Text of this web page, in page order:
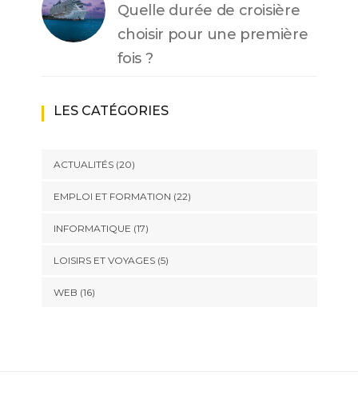
Quelle durée de croisière
choisir pour une première
fois ?
LES CATÉGORIES
ACTUALITÉS(20)
EMPLOI ET FORMATION (22)
INFORMATIQUE (17)
LOISIRS ET VOYAGES(5)
WEB (16)